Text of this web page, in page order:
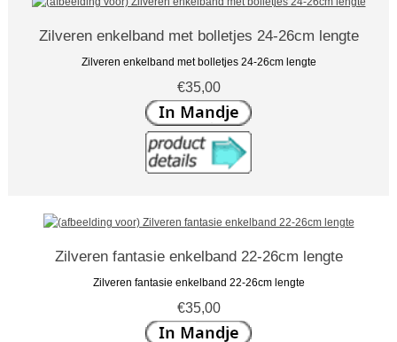
Zilveren enkelband met bolletjes 24-26cm lengte
Zilveren enkelband met bolletjes 24-26cm lengte
€35,00
Zilveren fantasie enkelband 22-26cm lengte
Zilveren fantasie enkelband 22-26cm lengte
€35,00